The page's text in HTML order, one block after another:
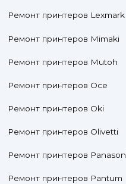
Ремонт принтеров Lexmark
Ремонт принтеров Mimaki
Ремонт принтеров Mutoh
Ремонт принтеров Oce
Ремонт принтеров Oki
Ремонт принтеров Olivetti
Ремонт принтеров
Ремонт принтеров Pantum